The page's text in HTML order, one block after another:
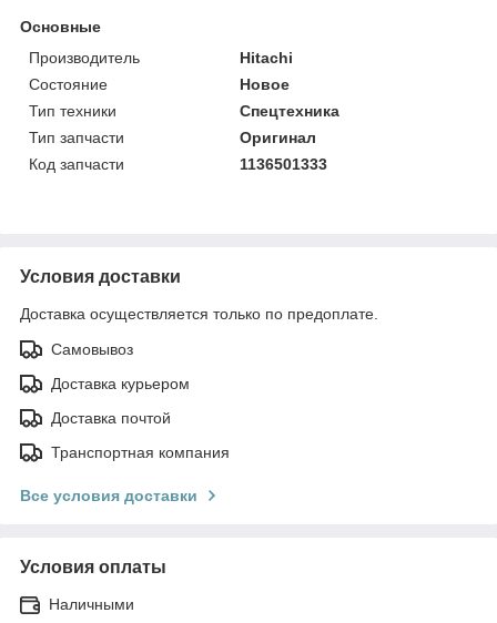
Основные
Производитель
Hitachi
Состояние
Новое
Тип техники
Спецтехника
Тип запчасти
Оригинал
Код запчасти
1136501333
Условия доставки
Доставка осуществляется только по предоплате.
Самовывоз
Доставка курьером
Доставка почтой
Транспортная компания
Все условия доставки
Условия оплаты
Наличными